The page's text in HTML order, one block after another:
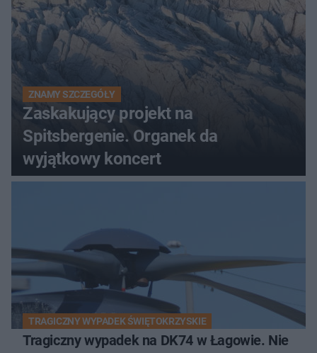
ZNAMY SZCZEGÓŁY
Zaskakujący projekt na
Spitsbergenie. Organek da
wyjątkowy koncert
TRAGICZNY WYPADEK ŚWIĘTOKRZYSKIE
Tragiczny wypadek na DK74 w Łagowie. Nie